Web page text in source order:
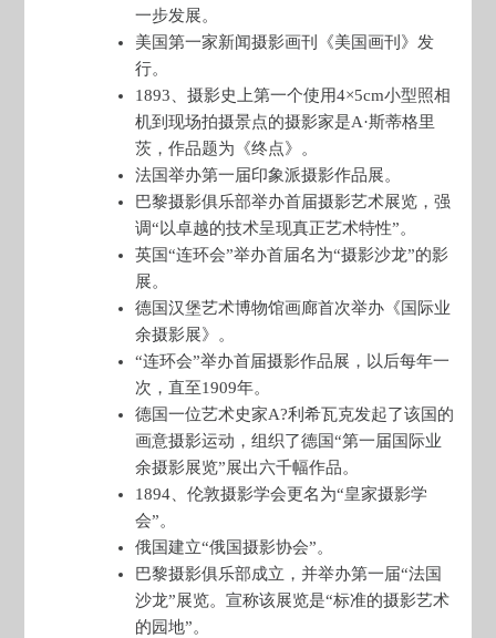
一步发展。
美国第一家新闻摄影画刊《美国画刊》发
行。
1893、摄影史上第一个使用4×5cm小型照相
机到现场拍摄景点的摄影家是A·斯蒂格里
茨，作品题为《终点》。
法国举办第一届印象派摄影作品展。
巴黎摄影俱乐部举办首届摄影艺术展览，强
调“以卓越的技术呈现真正艺术特性”。
英国“连环会”举办首届名为“摄影沙龙”的影
展。
德国汉堡艺术博物馆画廊首次举办《国际业
余摄影展》。
“连环会”举办首届摄影作品展，以后每年一
次，直至1909年。
德国一位艺术史家A?利希瓦克发起了该国的
画意摄影运动，组织了德国“第一届国际业
余摄影展览”展出六千幅作品。
1894、伦敦摄影学会更名为“皇家摄影学
会”。
俄国建立“俄国摄影协会”。
巴黎摄影俱乐部成立，并举办第一届“法国
沙龙”展览。宣称该展览是“标准的摄影艺术
的园地”。